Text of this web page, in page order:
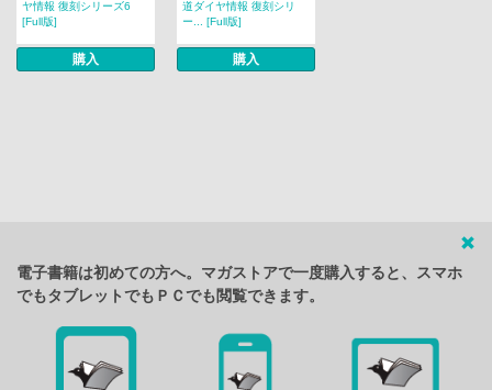
ヤ情報 復刻シリーズ6
[Full版]
購入
道ダイヤ情報 復刻シリ
ー... [Full版]
購入
電子書籍は初めての方へ。マガストアで一度購入すると、スマホ
でもタブレットでもＰＣでも閲覧できます。